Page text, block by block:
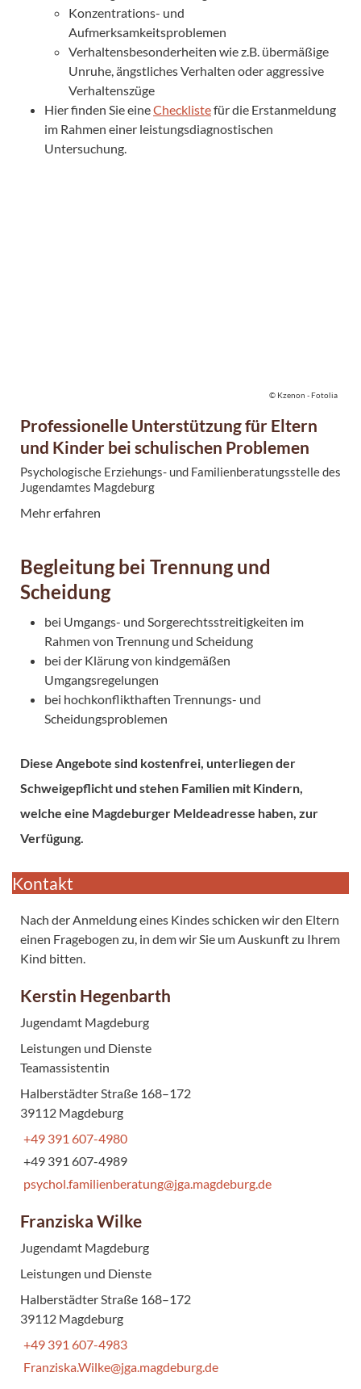
Konzentrations- und
Aufmerksamkeitsproblemen
Verhaltensbesonderheiten wie z.B. übermäßige
Unruhe, ängstliches Verhalten oder aggressive
Verhaltenszüge
Hier finden Sie eineChecklistefür die Erstanmeldung
im Rahmen einer leistungsdiagnostischen
Untersuchung.
Professionelle Unterstützung für Eltern
und Kinder bei schulischen Problemen
Psychologische Erziehungs- und Familienberatungsstelle des
Jugendamtes Magdeburg
Mehr erfahren
© Kzenon - Fotolia
Begleitung bei Trennung und
Scheidung
bei Umgangs- und Sorgerechtsstreitigkeiten im
Rahmen von Trennung und Scheidung
bei der Klärung von kindgemäßen
Umgangsregelungen
bei hochkonflikthaften Trennungs- und
Scheidungsproblemen
Diese Angebote sind kostenfrei, unterliegen der
Schweigepflicht und stehen Familien mit Kindern,
welche eine Magdeburger Meldeadresse haben, zur
Verfügung.
Kontakt
Nach der Anmeldung eines Kindes schicken wir den Eltern
einen Fragebogen zu, in dem wir Sie um Auskunft zu Ihrem
Kind bitten.
Kerstin Hegenbarth
Jugendamt Magdeburg
Leistungen und Dienste
Teamassistentin
Halberstädter Straße 168–172
39112 Magdeburg
+49 391 607-4980
+49 391 607-4989
psychol.familienberatung@jga.magdeburg.de
Franziska Wilke
Jugendamt Magdeburg
Leistungen und Dienste
Halberstädter Straße 168–172
39112 Magdeburg
+49 391 607-4983
Franziska.Wilke@jga.magdeburg.de